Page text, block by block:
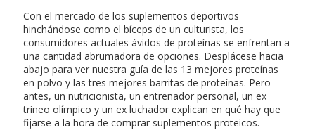
Con el mercado de los suplementos deportivos
hinchándose como el bíceps de un culturista, los
consumidores actuales ávidos de proteínas se enfrentan a
una cantidad abrumadora de opciones. Desplácese hacia
abajo para ver nuestra guía de las 13 mejores proteínas
en polvo y las tres mejores barritas de proteínas. Pero
antes, un nutricionista, un entrenador personal, un ex
trineo olímpico y un ex luchador explican en qué hay que
fijarse a la hora de comprar suplementos proteicos.